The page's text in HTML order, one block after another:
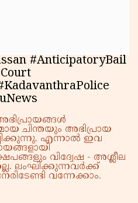
#AnticipatoryBail
ചിന്തയും അഭിപ്രായ
എന്നാൽ ഇവ
വിദ്വേഷ - അശ്ലീല
ലംഘിക്കുന്നവർക്ക്
വന്നേക്കാം.